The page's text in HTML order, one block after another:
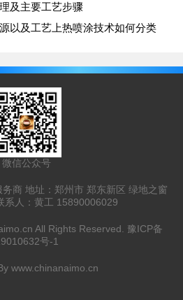
及主要工艺步骤
以及工艺上热喷涂技术如何分类
微信公众号
商 地址：郑州市 郑东新区 绿地之窗
系人：黄工 15890006029
All Rights Reserved. 豫ICP备
号-1
www.chinanaimo.cn